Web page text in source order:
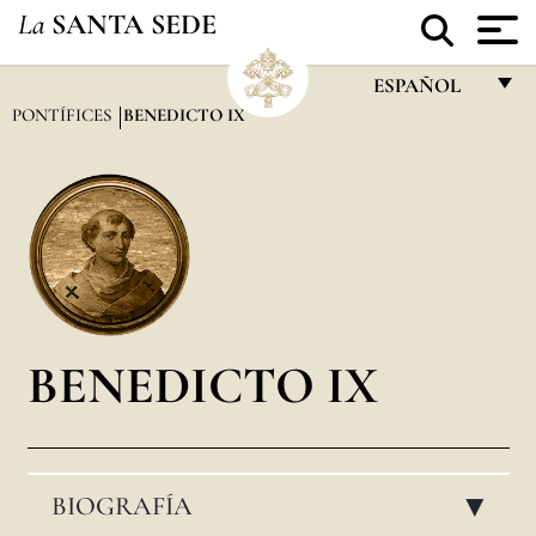
La SANTA SEDE
ESPAÑOL
DEUTSCH
PONTÍFICES BENEDICTO IX
BENEDICTO IX
BIOGRAFÍA ▸